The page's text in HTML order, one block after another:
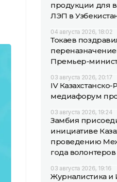
продукции для
ЛЭП в
04 августа 2026, 18:02
Токаев
Премьер-
03 августа 2026, 20:17
IV
медиафорум
03 августа 2026, 19:24
Замбия
инициативе
проведению
года волонтеров
03 августа 2026, 19:16
Журналистика и